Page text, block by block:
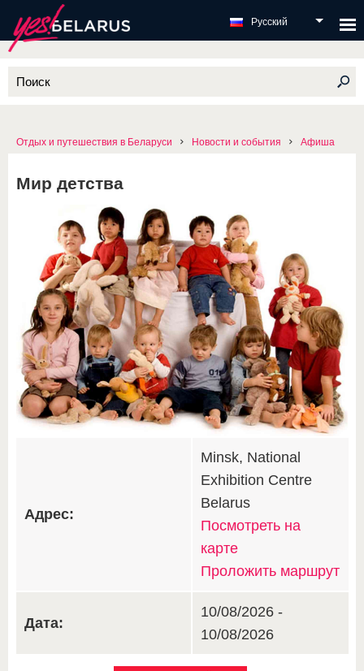
Русский
Отдых и путешествия в Беларуси Новости и события Афиша
Мир детства
Адрес:
Minsk, National
Exhibition Centre
Belarus
Посмотреть на
карте
Проложить маршрут
Дата:
10/08/2026 -
10/08/2026